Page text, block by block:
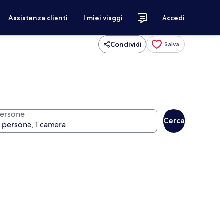
Assistenza clienti I miei viaggi Accedi
Condividi Salva
Cerca